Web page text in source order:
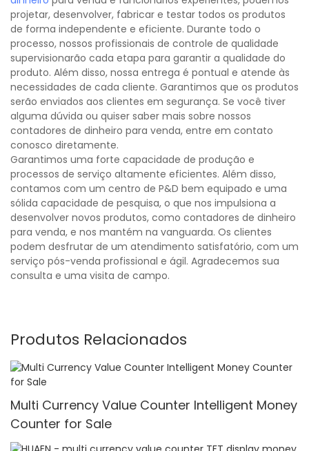
projetar, desenvolver, fabricar e testar todos os produtos
de forma independente e eficiente. Durante todo o
processo, nossos profissionais de controle de qualidade
supervisionarão cada etapa para garantir a qualidade do
produto. Além disso, nossa entrega é pontual e atende às
necessidades de cada cliente. Garantimos que os produtos
serão enviados aos clientes em segurança. Se você tiver
alguma dúvida ou quiser saber mais sobre nossos
contadores de dinheiro para venda, entre em contato
conosco diretamente.
Garantimos uma forte capacidade de produção e
processos de serviço altamente eficientes. Além disso,
contamos com um centro de P&D bem equipado e uma
sólida capacidade de pesquisa, o que nos impulsiona a
desenvolver novos produtos, como contadores de dinheiro
para venda, e nos mantém na vanguarda. Os clientes
podem desfrutar de um atendimento satisfatório, com um
serviço pós-venda profissional e ágil. Agradecemos sua
consulta e uma visita de campo.
Produtos Relacionados
Multi Currency Value Counter Intelligent Money
Counter for Sale